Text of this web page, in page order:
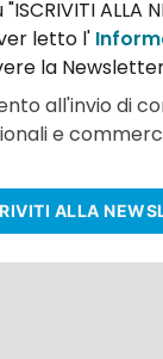
ALLA
letto l'
la
all'invio di
e
ALLA